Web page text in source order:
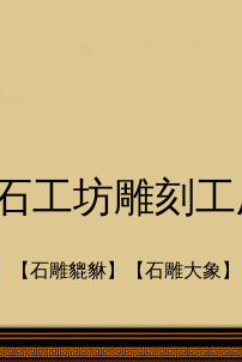
工坊雕刻
【石雕貔貅】【石雕大象